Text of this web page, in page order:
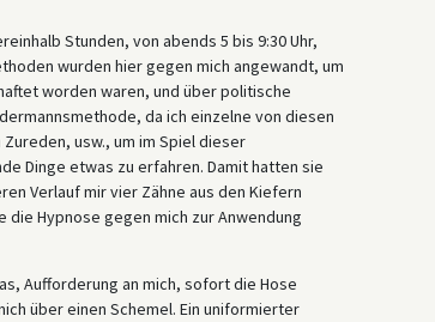
Stunden, von abends 5 bis 9:30 Uhr,
wurden hier gegen mich angewandt, um
worden waren, und über politische
da ich einzelne von diesen
usw., um im Spiel dieser
Dinge etwas zu erfahren. Damit hatten sie
Verlauf mir vier Zähne aus den Kiefern
Hypnose gegen mich zur Anwendung
Aufforderung an mich, sofort die Hose
über einen Schemel. Ein uniformierter